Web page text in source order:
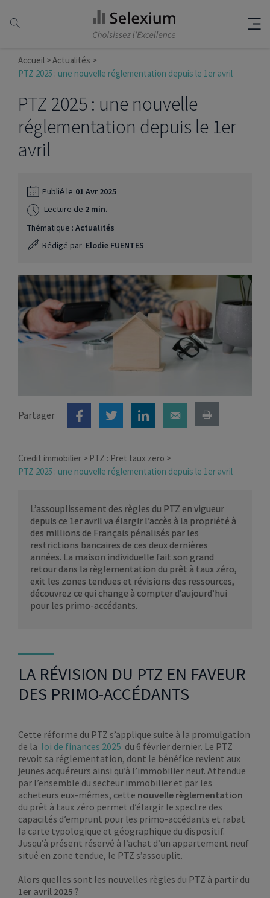
Accueil
Actualités
PTZ 2025 : une nouvelle réglementation depuis le 1er avril
PTZ 2025 : une nouvelle
réglementation depuis le 1er
avril
Publié le 01 Avr 2025
Lecture de 2 min.
Thématique : Actualités
Rédigé par Elodie FUENTES
Partager
Credit immobilier
PTZ : Pret taux zero
PTZ 2025 : une nouvelle réglementation depuis le 1er avril
L’assouplissement des règles du PTZ en vigueur
depuis ce 1er avril va élargir l’accès à la propriété à
des millions de Français pénalisés par les
restrictions bancaires de ces deux dernières
années. La maison individuelle fait son grand
retour dans la règlementation du prêt à taux zéro,
exit les zones tendues et révisions des ressources,
découvrez ce qui change à compter d’aujourd’hui
pour les primo-accédants.
LA RÉVISION DU PTZ EN FAVEUR
DES PRIMO-ACCÉDANTS
Cette réforme du PTZ s’applique suite à la promulgation
de la loi de finances 2025 du 6 février dernier. Le PTZ
revoit sa réglementation, dont le bénéfice revient aux
jeunes acquéreurs ainsi qu’à l’immobilier neuf. Attendue
par l’ensemble du secteur immobilier et par les
acheteurs eux-mêmes, cette nouvelle règlementation
du prêt à taux zéro permet d’élargir le spectre des
capacités d’emprunt pour les primo-accédants et rabat
la carte typologique et géographique du dispositif.
Jusqu’à présent réservé à l’achat d’un appartement neuf
situé en zone tendue, le PTZ s’assouplit.
Alors quelles sont les nouvelles règles du PTZ à partir du
1er avril 2025 ?